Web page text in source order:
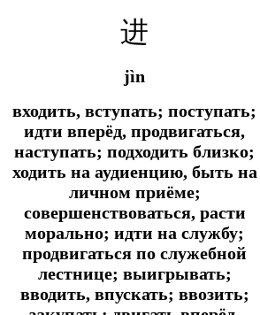
进
jìn
входить, вступать; поступать;
идти вперёд, продвигаться,
наступать; подходить близко;
ходить на аудиенцию, быть на
личном приёме;
совершенствоваться, расти
морально; идти на службу;
продвигаться по служебной
лестнице; выигрывать;
вводить, впускать; ввозить;